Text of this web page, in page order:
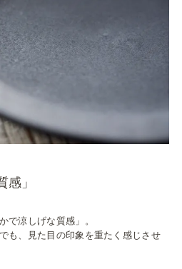
感」
で涼しげな質感」。
も、見た目の印象を重たく感じさせ